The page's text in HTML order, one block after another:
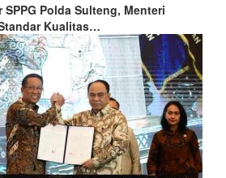
Polda Sulteng, Menteri
Kualitas…